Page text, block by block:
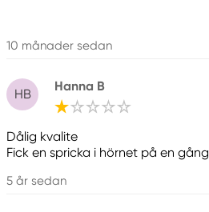
10 månader sedan
HB
Hanna B
Dålig kvalite
Fick en spricka i hörnet på en gång
5 år sedan